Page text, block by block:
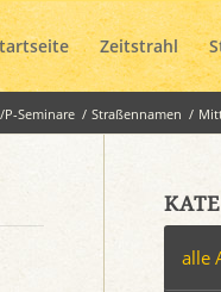
Zeitstrahl
Seminare / Straßennamen /
alle